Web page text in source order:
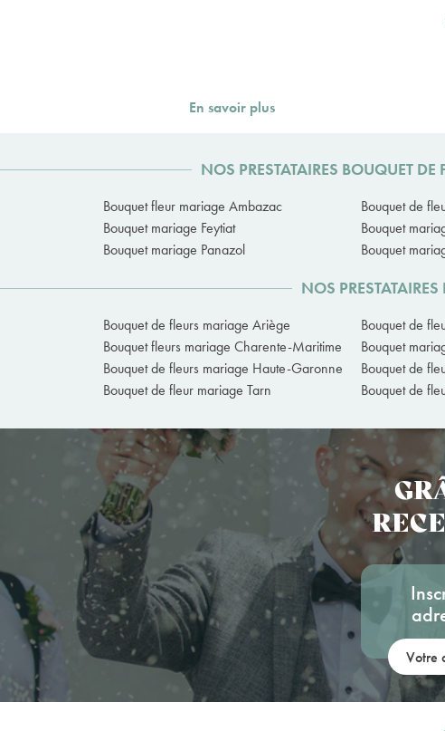
En savoir plus
NOS PRESTATAIRES BOUQUET
Bouquet fleur mariage Ambazac Bouquet de
Bouquet mariage Feytiat
Bouquet
Bouquet mariage Panazol
Bouquet
NOS
Bouquet de fleurs mariage Ariège Bouquet de
Bouquet fleurs mariage Charente-Maritime
Bouquet
Bouquet de fleurs mariage Haute-Garonne
Bouquet de
Bouquet de fleur mariage Tarn
Bouquet de
Votre